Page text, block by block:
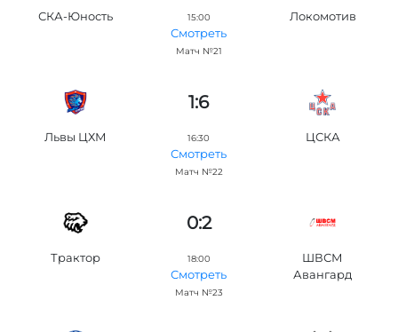
СКА-Юность 15:00
Смотреть
Матч №21
Локомотив
1:6
Львы ЦХМ 16:30
Смотреть
Матч №22
ЦСКА
0:2
Трактор 18:00
Смотреть
Матч №23
ШВСМ
Авангард